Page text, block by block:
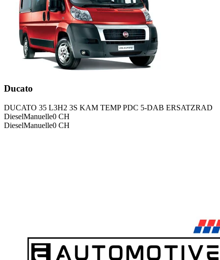
Ducato
DUCATO 35 L3H2 3S KAM TEMP PDC 5-DAB ERSATZRAD
DieselManuelle0 CH
DieselManuelle0 CH